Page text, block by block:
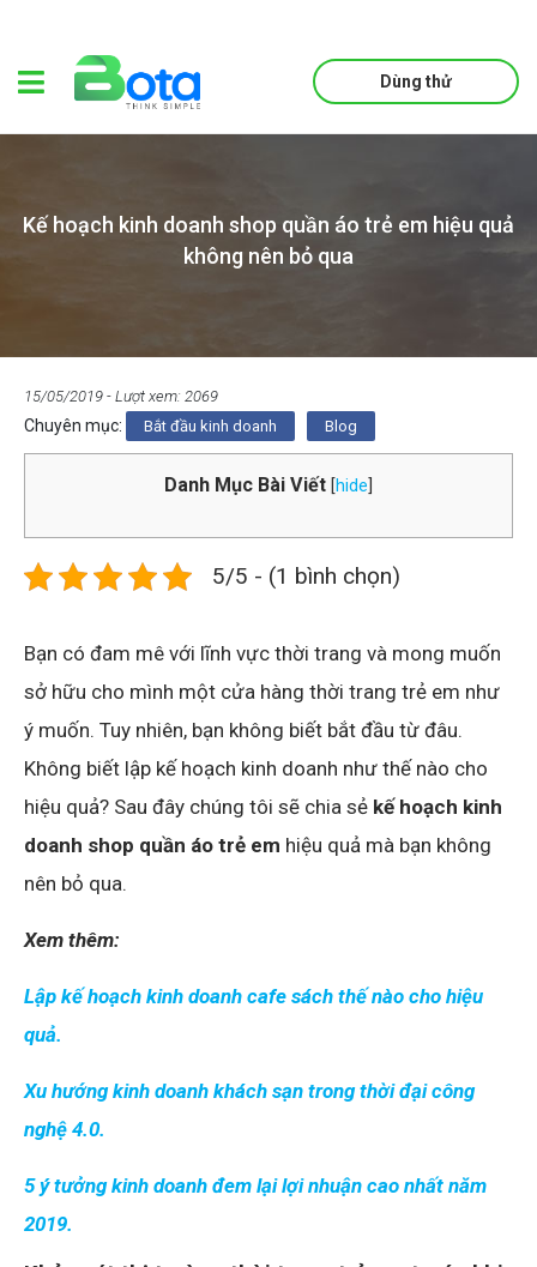
Dùng thử
Kế hoạch kinh doanh shop quần áo trẻ em hiệu quả
không nên bỏ qua
15/05/2019 - Lượt xem: 2069
Chuyên mục: Bắt đầu kinh doanh Blog
Danh Mục Bài Viết [hide
5/5 - (1 bình chọn)
Bạn có đam mê với lĩnh vực thời trang và mong muốn
sở hữu cho mình một cửa hàng thời trang trẻ em như
ý muốn. Tuy nhiên, bạn không biết bắt đầu từ đâu.
Không biết lập kế hoạch kinh doanh như thế nào cho
hiệu quả? Sau đây chúng tôi sẽ chia sẻ kế hoạch kinh
doanh shop quần áo trẻ em hiệu quả mà bạn không
nên bỏ qua.
Xem thêm:
Lập kế hoạch kinh doanh cafe sách thế nào cho hiệu
quả.
Xu hướng kinh doanh khách sạn trong thời đại công
nghệ 4.0.
5 ý tưởng kinh doanh đem lại lợi nhuận cao nhất năm
2019.